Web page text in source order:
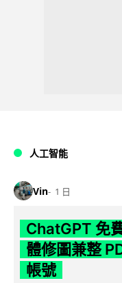
人工智能
Vin 1 日
ChatGPT 免
體修圖兼整
帳號